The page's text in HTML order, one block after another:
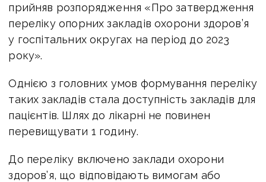
прийняв розпорядження «Про затвердження
переліку опорних закладів охорони здоров’я
у госпітальних округах на період до 2023
року».
Однією з головних умов формування переліку
таких закладів стала доступність закладів для
пацієнтів. Шлях до лікарні не повинен
перевищувати 1 годину.
До переліку включено заклади охорони
здоров’я, що відповідають вимогам або